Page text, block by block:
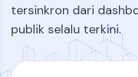
tersinkron dari
publik selalu terkini.